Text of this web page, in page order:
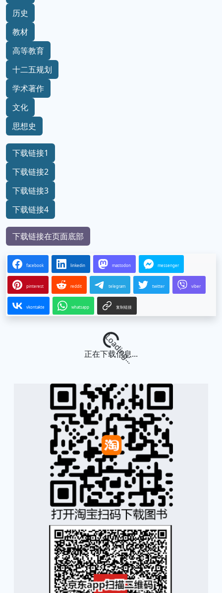
历史
教材
高等教育
十二五规划
学术著作
文化
思想史
下载链接1
下载链接2
下载链接3
下载链接4
下载链接在页面底部
facebook linkedin mastodon messenger
pinterest reddit telegram twitter viber
vkontakte whatsapp 复制链接
Loading...
正在下载信息...